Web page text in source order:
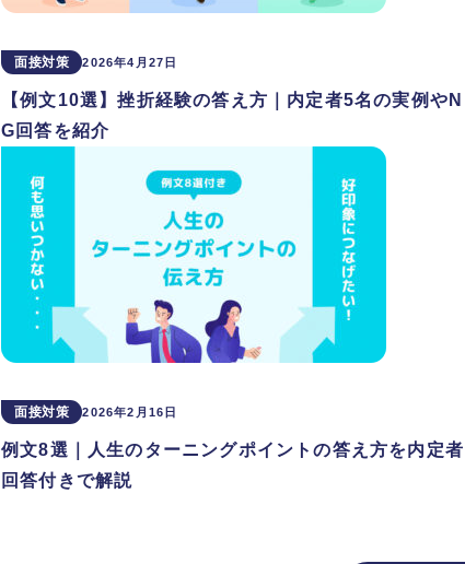
面接対策 2026年4月27日
【例文10選】挫折経験の答え方｜内定者5名の実例やN
G回答を紹介
面接対策 2026年2月16日
例文8選｜人生のターニングポイントの答え方を内定者
回答付きで解説